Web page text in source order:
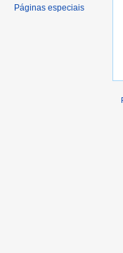
Páginas especiais